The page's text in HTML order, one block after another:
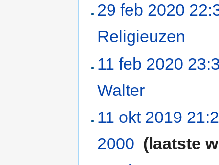
29 feb 2020
Religieuzen
11 feb 2020
Walter
11 okt 2019
2000 (laatste